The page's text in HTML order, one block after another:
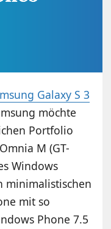
Galaxy S 3
möchte
Portfolio
M (GT-
Windows
minimalistischen
mit so
Phone 7.5